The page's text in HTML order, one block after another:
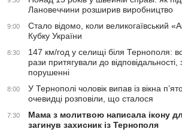
Лановеччини розширив виробництво
9:00
Стало відомо, коли великогаївський
Кубку України
8:30
147 км/год у селищі біля Тернополя:
рази притягували до
порушенні
8:00
У Тернополі чоловік випав із вікна
очевидці розповіли, що сталося
7:30
Мама з молитвою написала ікону
загинув захисник із Тернополя